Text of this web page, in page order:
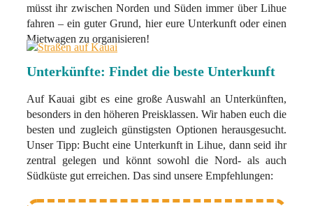
müsst ihr zwischen Norden und Süden immer über Lihue
fahren – ein guter Grund, hier eure Unterkunft oder einen
Mietwagen zu organisieren!
Unterkünfte: Findet die beste Unterkunft
Auf Kauai gibt es eine große Auswahl an Unterkünften,
besonders in den höheren Preisklassen. Wir haben euch die
besten und zugleich günstigsten Optionen herausgesucht.
Unser Tipp: Bucht eine Unterkunft in Lihue, dann seid ihr
zentral gelegen und könnt sowohl die Nord- als auch
Südküste gut erreichen. Das sind unsere Empfehlungen: